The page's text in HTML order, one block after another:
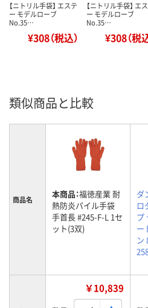
【ニトリル手袋】 エステ
ー モデルローブ
No.35…
¥308（税込）
【ニトリル手袋】 エ
ー モデルローブ
No.35…
¥308（税
類似商品と比較
商品名 本商品：福徳産業 耐
熱防炎パイル手袋
手首長 #245-F-L 1セ
ット(3双)
ダ
ロ
プ
ー
ン
￥10,839